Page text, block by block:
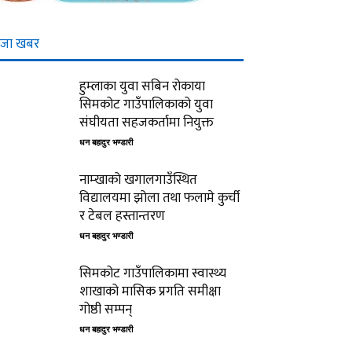
खबर
हुम्लाका युवा सबिन रोकाया
सिमकोट गाउँपालिकाको युवा
संघीयता सहजकर्तामा नियुक्त
धन बहादुर भण्डारी
नाम्खाको खगालगाउँस्थित
विद्यालयमा झोला तथा फलामे कुर्ची
र टेबल हस्तान्तरण
धन बहादुर भण्डारी
सिमकोट गाउँपालिकामा स्वास्थ्य
शाखाको मासिक प्रगति समीक्षा
गोष्ठी सम्पन्
धन बहादुर भण्डारी